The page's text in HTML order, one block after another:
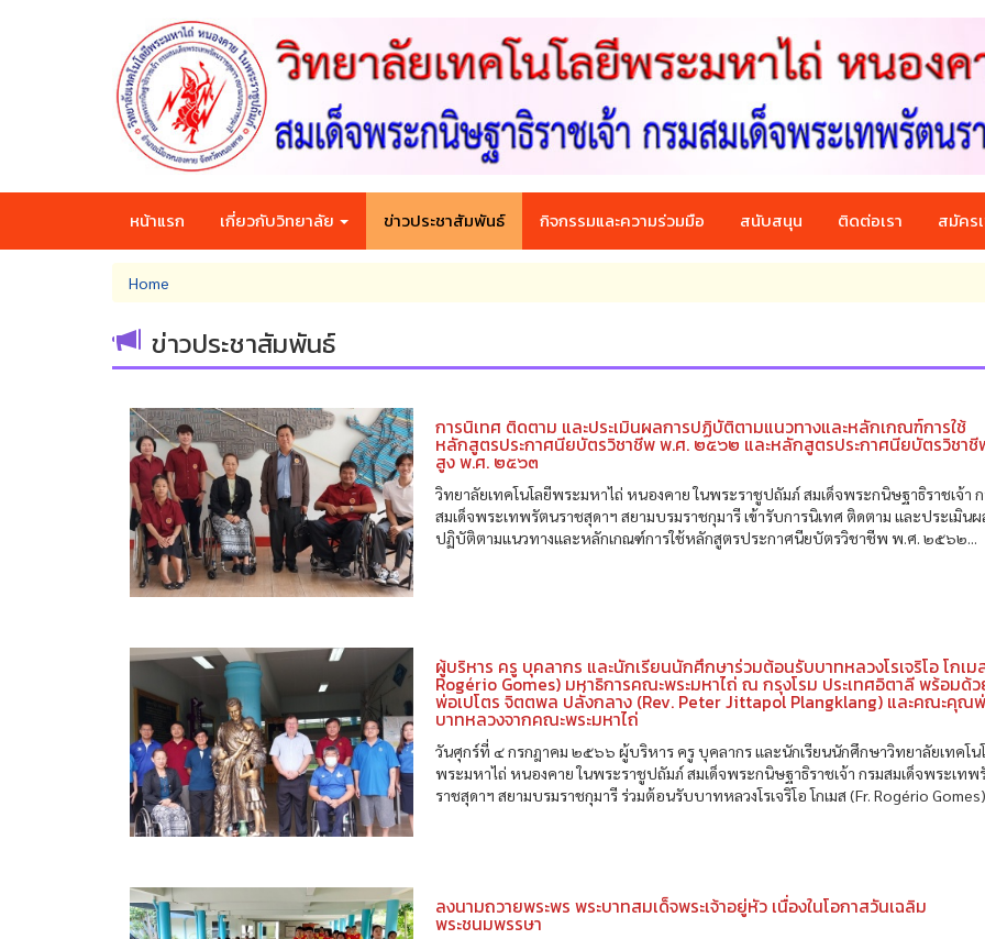
หน้าแรก เกี่ยวกับวิทยาลัย ข่าวประชาสัมพันธ์ กิจกรรมและความร่วมมือ สนับสนุน ติดต่อเรา สมัคร
You
are
here
Home
ข่าวประชาสัมพันธ์
การนิเทศ ติดตาม และประเมินผลการปฏิบัติตามแนวทางและหลักเกณฑ์การใช้
หลักสูตรประกาศนียบัตรวิชาชีพ พ.ศ. ๒๕๖๒ และหลักสูตรประกาศนียบัตรวิชา
สูง พ.ศ. ๒๕๖๓
วิทยาลัยเทคโนโลยีพระมหาไถ่ หนองคาย ในพระราชูปถัมภ์ สมเด็จพระกนิษฐาธิราชเจ้า
สมเด็จพระเทพรัตนราชสุดาฯ สยามบรมราชกุมารี เข้ารับการนิเทศ ติดตาม และประเมินผ
ปฏิบัติตามแนวทางและหลักเกณฑ์การใช้หลักสูตรประกาศนียบัตรวิชาชีพ พ.ศ. ๒๕๖๒...
ผู้บริหาร ครู บุคลากร และนักเรียนนักศึกษาร่วมต้อนรับบาทหลวงโรเจริโอ โกเม
Rogério Gomes) มหาธิการคณะพระมหาไถ่ ณ กรุงโรม ประเทศอิตาลี พร้อมด้
พ่อเปโตร จิตตพล ปลั่งกลาง (Rev. Peter Jittapol Plangklang) และคณะคุณ
บาทหลวงจากคณะพระมหาไถ่
วันศุกร์ที่ ๔ กรกฎาคม ๒๕๖๖ ผู้บริหาร ครู บุคลากร และนักเรียนนักศึกษาวิทยาลัยเทคโน
พระมหาไถ่ หนองคาย ในพระราชูปถัมภ์ สมเด็จพระกนิษฐาธิราชเจ้า กรมสมเด็จพระเทพ
ราชสุดาฯ สยามบรมราชกุมารี ร่วมต้อนรับบาทหลวงโรเจริโอ โกเมส (Fr. Rogério
ลงนามถวายพระพร พระบาทสมเด็จพระเจ้าอยู่หัว เนื่องในโอกาสวันเฉลิม
พระชนมพรรษา